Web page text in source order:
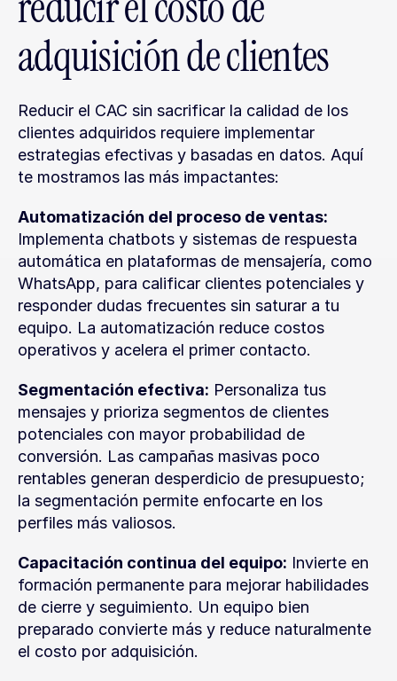
adquisición de clientes
Reducir el CAC sin sacrificar la calidad de los
clientes adquiridos requiere implementar
estrategias efectivas y basadas en datos. Aquí
te mostramos las más impactantes:
Automatización del proceso de ventas:
Implementa chatbots y sistemas de respuesta
automática en plataformas de mensajería, como
WhatsApp, para calificar clientes potenciales y
responder dudas frecuentes sin saturar a tu
equipo. La automatización reduce costos
operativos y acelera el primer contacto.
Segmentación efectiva: Personaliza tus
mensajes y prioriza segmentos de clientes
potenciales con mayor probabilidad de
conversión. Las campañas masivas poco
rentables generan desperdicio de presupuesto;
la segmentación permite enfocarte en los
perfiles más valiosos.
Capacitación continua del equipo: Invierte en
formación permanente para mejorar habilidades
de cierre y seguimiento. Un equipo bien
preparado convierte más y reduce naturalmente
el costo por adquisición.